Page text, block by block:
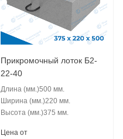
Прикромочный лоток Б2-
22-40
Длина (мм.)500 мм.
Ширина (мм.)220 мм.
Высота (мм.)375 мм.
Цена от